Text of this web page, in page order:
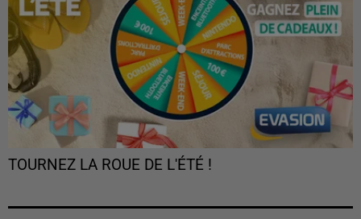
TOURNEZ LA ROUE DE L'ÉTÉ !